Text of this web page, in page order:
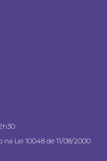
na Lei 10048 de 11/08/2000